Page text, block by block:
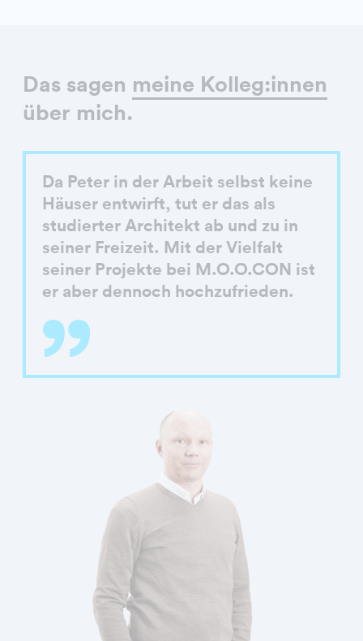
Das sagen meine Kolleg:innen
über mich.
Da Peter in der Arbeit selbst keine
Häuser entwirft, tut er das als
studierter Architekt ab und zu in
seiner Freizeit. Mit der Vielfalt
seiner Projekte bei M.O.O.CON ist
er aber dennoch hochzufrieden.